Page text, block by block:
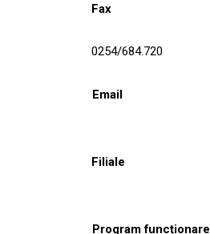
Fax
0254/684.720
Email
Filiale
Program funcționare